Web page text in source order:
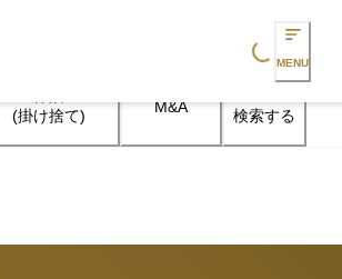
Loading... MENU
(掛け捨て)
M&A 検索する